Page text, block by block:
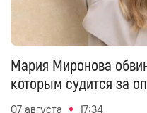
Мария Миронова
которым судится за
07 августа 17:34